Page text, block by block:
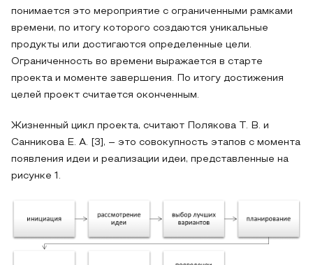
понимается это мероприятие с ограниченными рамками
времени, по итогу которого создаются уникальные
продукты или достигаются определенные цели.
Ограниченность во времени выражается в старте
проекта и моменте завершения. По итогу достижения
целей проект считается оконченным.
Жизненный цикл проекта, считают Полякова Т. В. и
Санникова Е. А. [3], – это совокупность этапов с момента
появления идеи и реализации идеи, представленные на
рисунке 1.